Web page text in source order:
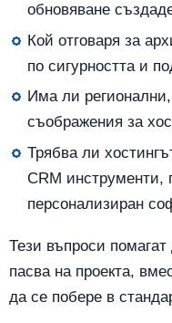
обновяване
Кой отговаря за
по сигурността и
Има ли
съображения за
Трябва ли
CRM инструменти,
персонализиран
Тези въпроси
пасва на проекта,
да се побере в